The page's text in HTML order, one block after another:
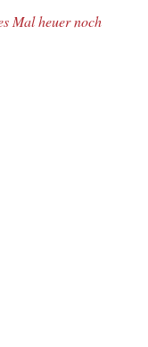
Mal heuer noch